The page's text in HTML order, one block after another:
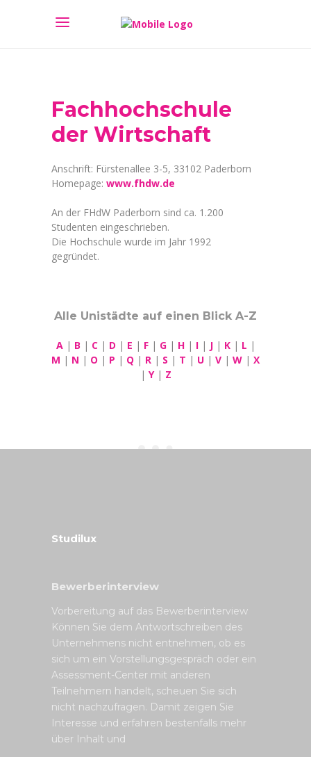
Fachhochschule
der Wirtschaft
Anschrift: Fürstenallee 3-5, 33102 Paderborn
Homepage: www.fhdw.de
An der FHdW Paderborn sind ca. 1.200
Studenten eingeschrieben.
Die Hochschule wurde im Jahr 1992
gegründet.
Alle Unistädte auf einen Blick A-Z
A| B | C| D | E | F| G| H| I| J| K| L |
M | N | O | P | Q | R | S | T | U | V | W | X
| Y| Z
Studilux
Bewerberinterview
Vorbereitung auf das Bewerberinterview
Können Sie dem Antwortschreiben des
Unternehmens nicht entnehmen, ob es
sich um ein Vorstellungsgespräch oder ein
Assessment-Center mit anderen
Teilnehmern handelt, scheuen Sie sich
nicht nachzufragen. Damit zeigen Sie
Interesse und erfahren bestenfalls mehr
über Inhalt und